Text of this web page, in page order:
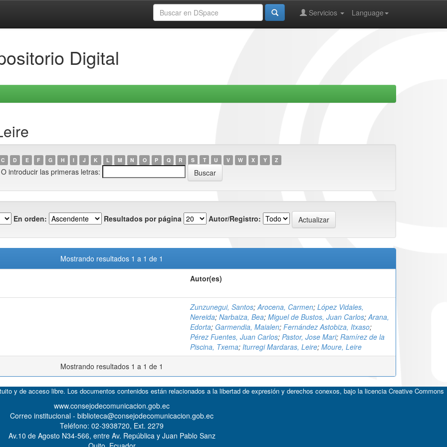
Language
Servicios
Digital
C D E F G H I J K L M N O P Q R S T U V W X Y Z
O introducir las primeras letras:
En orden: Resultados por página Autor/Registro:
Mostrando resultados 1 a 1 de 1
Autor(es)
Zunzunegui, Santos;Arocena, Carmen; López Vidales,
Nereida; Narbaiza, Bea; Miguel de Bustos, Juan Carlos;Arana,
Edorta; Garmendia, Maialen; Fernández Astobiza, Itxaso;
Pérez Fuentes, Juan Carlos; Pastor, Jose Mari; Ramírez de la
Piscina, Txema; Iturregi Mardaras, Leire; Moure, Leire
Mostrando resultados 1 a 1 de 1
y de acceso libre. Los documentos contenidos están relacionados a la libertad de expresión y derechos conexos, bajo la licencia Creative Commons
www.consejodecomunicacion.gob.ec
Correo institucional - biblioteca@consejodecomunicacion.gob.ec
Teléfono: 02-3938720, Ext. 2279
Av.10 de Agosto N34-566, entre Av. República y Juan Pablo Sanz